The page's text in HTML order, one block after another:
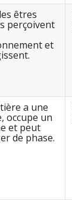
êtres
perçoivent
et
a une
occupe un
et peut
de phase.